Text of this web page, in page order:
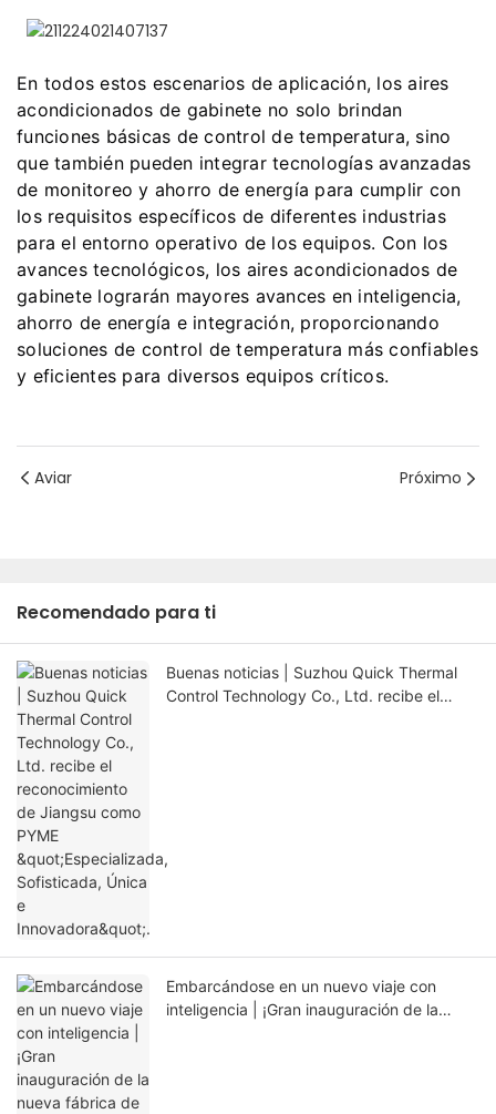
En todos estos escenarios de aplicación, los aires
acondicionados de gabinete no solo brindan
funciones básicas de control de temperatura, sino
que también pueden integrar tecnologías avanzadas
de monitoreo y ahorro de energía para cumplir con
los requisitos específicos de diferentes industrias
para el entorno operativo de los equipos. Con los
avances tecnológicos, los aires acondicionados de
gabinete lograrán mayores avances en inteligencia,
ahorro de energía e integración, proporcionando
soluciones de control de temperatura más confiables
y eficientes para diversos equipos críticos.
Aviar Próximo
Recomendado para ti
Buenas noticias | Suzhou Quick Thermal
Control Technology Co., Ltd. recibe el
Embarcándose en un nuevo viaje con
inteligencia | ¡Gran inauguración de la